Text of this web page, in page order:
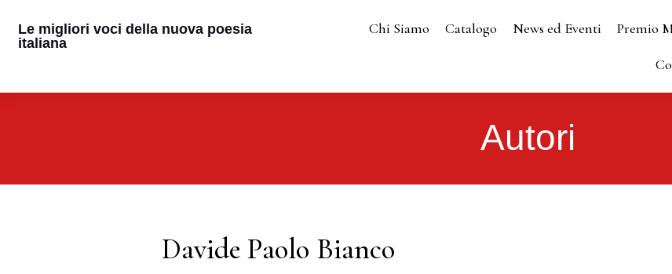
Le migliori voci della nuova poesia
italiana
Chi Siamo Catalogo News ed Eventi Premio
Autori
Davide Paolo Bianco